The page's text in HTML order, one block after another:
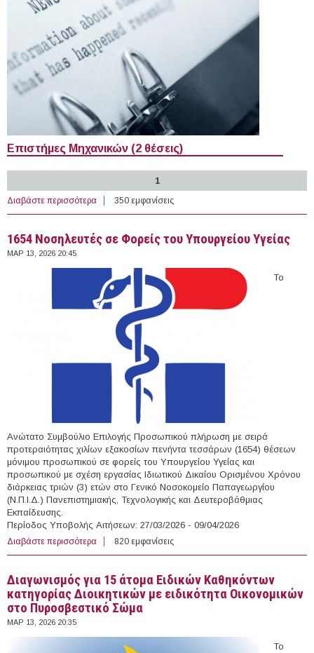
Επιστήμες Μηχανικών (2 θέσεις)
1
Διαβάστε περισσότερα για 5 άτομα στο Πανεπιστήμιο Θεσσαλίας
350 εμφανίσεις
1654 Νοσηλευτές σε Φορείς του Υπουργείου Υγείας
ΜΑΡ 13, 2026 20:45
Το
Ανώτατο Συμβούλιο Επιλογής Προσωπικού πλήρωση με σειρά
προτεραιότητας χιλίων εξακοσίων πενήντα τεσσάρων (1654) θέσεων
μόνιμου προσωπικού σε φορείς του Υπουργείου Υγείας και
προσωπικού με σχέση εργασίας Ιδιωτικού Δικαίου Ορισμένου Χρόνου
διάρκειας τριών (3) ετών στο Γενικό Νοσοκομείο Παπαγεωργίου
(Ν.Π.Ι.Δ.) Πανεπιστημιακής, Τεχνολογικής και Δευτεροβάθμιας
Εκπαίδευσης.
Περίοδος Υποβολής Αιτήσεων: 27/03/2026 - 09/04/2026
Διαβάστε περισσότερα για 1654 Νοσηλευτές σε Φορείς του Υπουργείου Υγείας
820 εμφανίσεις
Διαγωνισμός για 15 άτομα Ειδικών Καθηκόντων
κατηγορίας Διοικητικών με ειδικότητα Οικονομικών
στο Πυροσβεστικό Σώμα
ΜΑΡ 13, 2026 20:35
Το